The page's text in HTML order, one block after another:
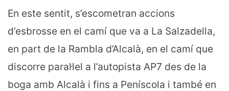
En este sentit, s’escometran accions
d’esbrosse en el camí que va a La Salzadella,
en part de la Rambla d’Alcalà, en el camí que
discorre paral·lel a l’autopista AP7 des de la
boga amb Alcalà i fins a Peníscola i també en